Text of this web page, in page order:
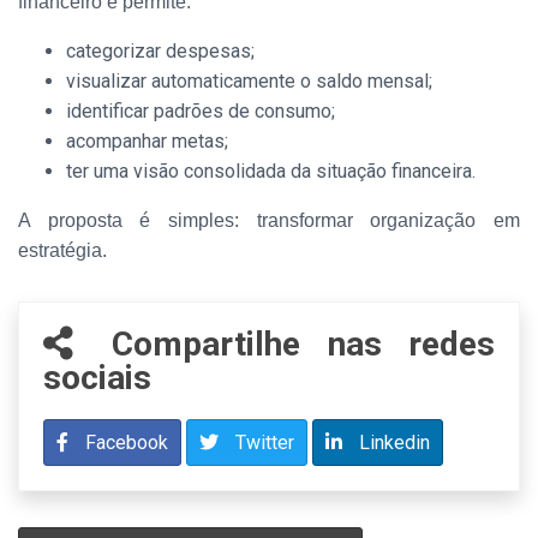
categorizar despesas;
visualizar automaticamente o saldo mensal;
identificar padrões de consumo;
acompanhar metas;
ter uma visão consolidada da situação financeira.
A proposta é simples: transformar organização em
estratégia.
Compartilhe nas redes
sociais
Facebook Twitter Linkedin